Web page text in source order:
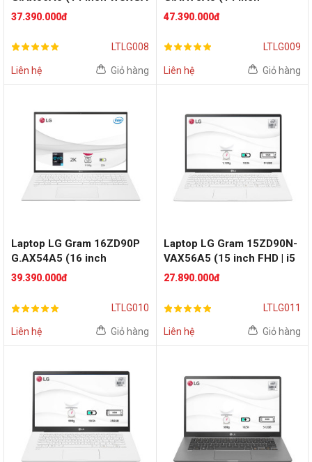
| i5 1135G7 | RAM 16GB |
Silver)
37.390.000đ
LTLG008
Liên hệ Giỏ hàng
WUXGA | i7 1165G7 | RAM
| Black)
47.390.000đ
LTLG009
Liên hệ Giỏ hàng
Laptop LG Gram 16ZD90P
G.AX54A5 (16 inch
WQXGA | i5 1135G7 | RAM
| White)
39.390.000đ
LTLG010
Liên hệ Giỏ hàng
Laptop LG Gram 15ZD90N-
VAX56A5 (15 inch FHD | i5
1035G7 | RAM 8GB | SSD
27.890.000đ
LTLG011
Liên hệ Giỏ hàng